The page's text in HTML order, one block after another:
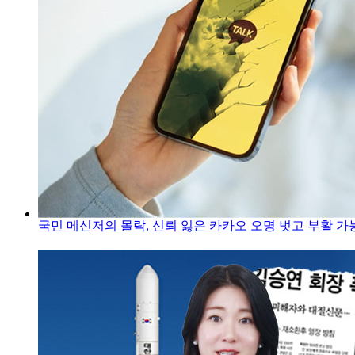
국민 메신저의 몰락, 신뢰 잃은 카카오 오명 벗고 부활 가